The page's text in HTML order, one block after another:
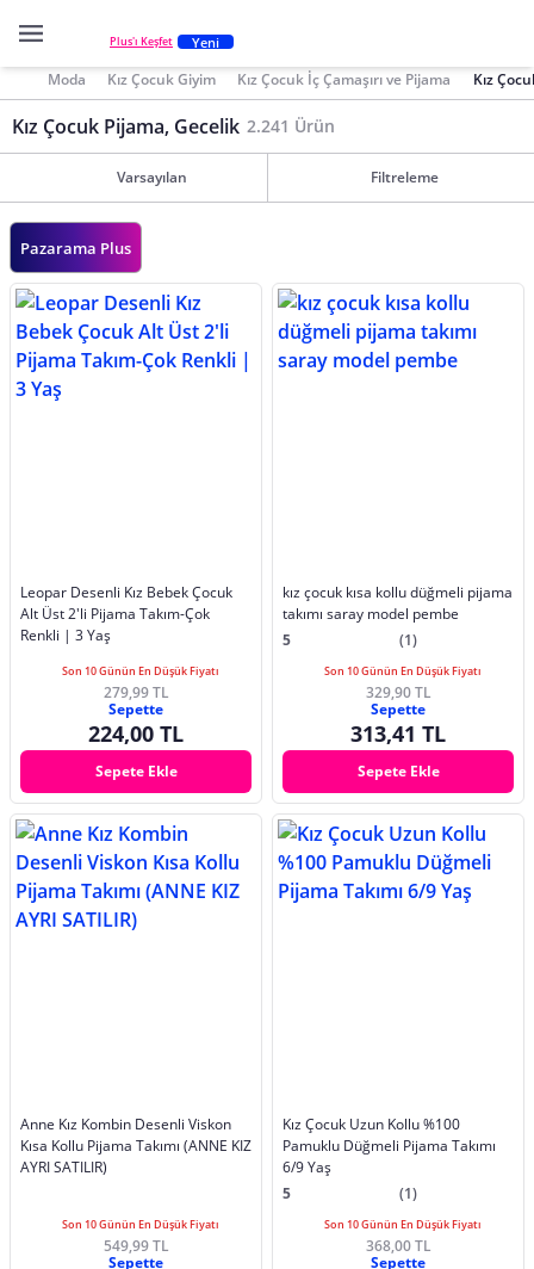
Plus'ı Keşfet Yeni
Moda Kız Çocuk Giyim Kız Çocuk İç Çamaşırı ve Pijama Kız
Kız Çocuk Pijama, Gecelik 2.241 Ürün
Varsayılan Filtreleme
Pazarama Plus
Leopar Desenli Kız Bebek Çocuk
Alt Üst 2'li Pijama Takım-Çok
Renkli | 3 Yaş
Son 10 Günün En Düşük Fiyatı
279,99 TL
Sepette
224,00 TL
Sepete Ekle
kız çocuk kısa kollu düğmeli pijama
takımı saray model pembe
5
(1)
Son 10 Günün En Düşük Fiyatı
329,90 TL
Sepette
313,41 TL
Sepete Ekle
Anne Kız Kombin Desenli Viskon
Kısa Kollu Pijama Takımı (ANNE KIZ
AYRI SATILIR)
Son 10 Günün En Düşük Fiyatı
549,99 TL
Sepette
Kız Çocuk Uzun Kollu %100
Pamuklu Düğmeli Pijama Takımı
6/9 Yaş
5
(1)
Son 10 Günün En Düşük Fiyatı
368,00 TL
Sepette